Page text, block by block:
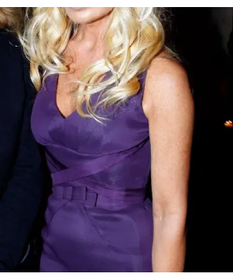
藝與純粹歡愉之間，找到完美的
說，下班後誰都想以最快的速度